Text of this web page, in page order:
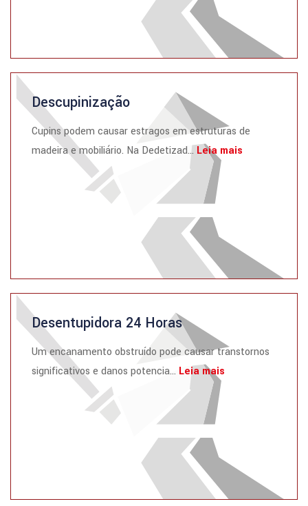
Descupinização
Cupins podem causar estragos em estruturas de
madeira e mobiliário. Na Dedetizad... Leia mais
Desentupidora 24 Horas
Um encanamento obstruído pode causar transtornos
significativos e danos potencia... Leia mais